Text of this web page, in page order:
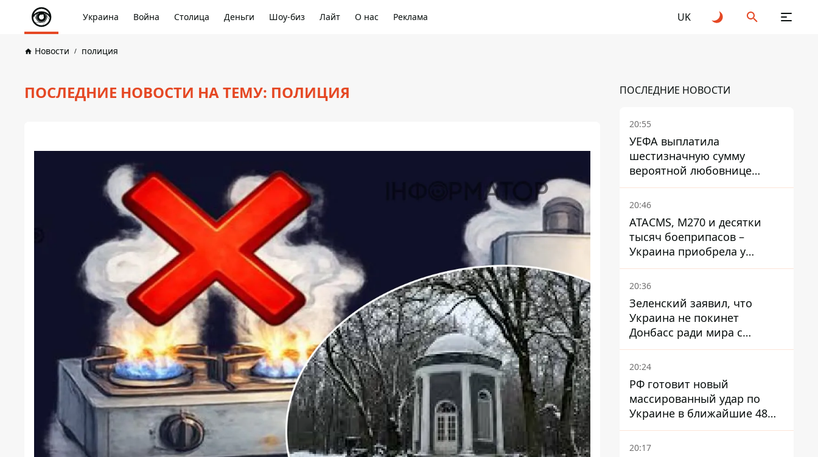
Украина Война Столица Деньги Шоу-биз Лайт О нас Реклама UK
Новости полиция
ПОСЛЕДНИЕ НОВОСТИ НА ТЕМУ: ПОЛИЦИЯ ПОСЛЕДНИЕ НОВОСТИ
20:55
УЕФА выплатила
шестизначную сумму
вероятной любовнице
Инфантино - The Telegraph
20:46
ATACMS, M270 и десятки
тысяч боеприпасов –
Украина приобрела у
Турции мощный пакет
вооружения
20:36
Зеленский заявил, что
Украина не покинет
Донбасс ради мира с
Россией
20:24
РФ готовит новый
массированный удар по
Украине в ближайшие 48
часов – разведка США
20:17